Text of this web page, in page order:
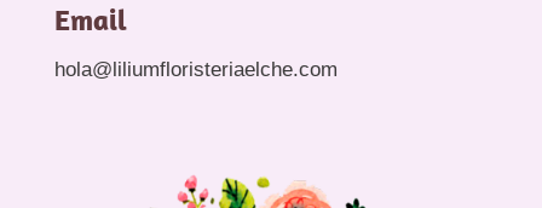
Email
hola@liliumfloristeriaelche.com